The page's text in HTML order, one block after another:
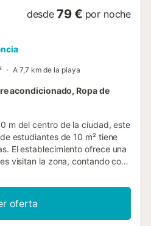
desde 79 € por noche
A 7,7 km de la playa
acondicionado, Ropa de
m del centro de la ciudad, este
estudiantes de 10 m² tiene
El establecimiento ofrece una
visitan la zona, contando con
privado, equipado con ducha,
elevado y cuerda de
accesibilidad. La climatización
y calefacción, y
oferta